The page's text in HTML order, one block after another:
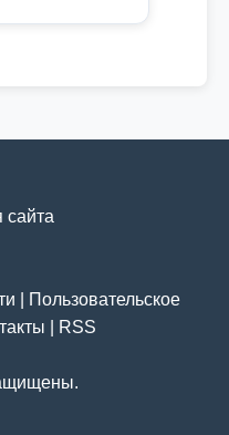
сайта
Пользовательское
RSS